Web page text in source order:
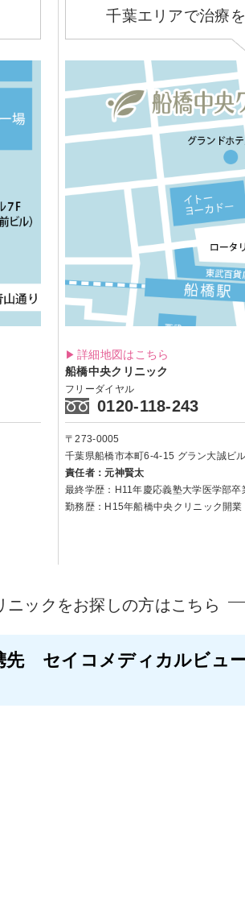
千葉エリアで治療
詳細地図はこちら
船橋中央クリニック
フリーダイヤル
0120-118-243
〒273-0005
千葉県船橋市本町6-4-15 グラン大誠ビ
責任者：元神賢太
最終学歴：H11年慶応義塾大学医学部卒
勤務歴：H15年船橋中央クリニック開業
ニックをお探しの方はこちら
先 セイコメディカルビュ